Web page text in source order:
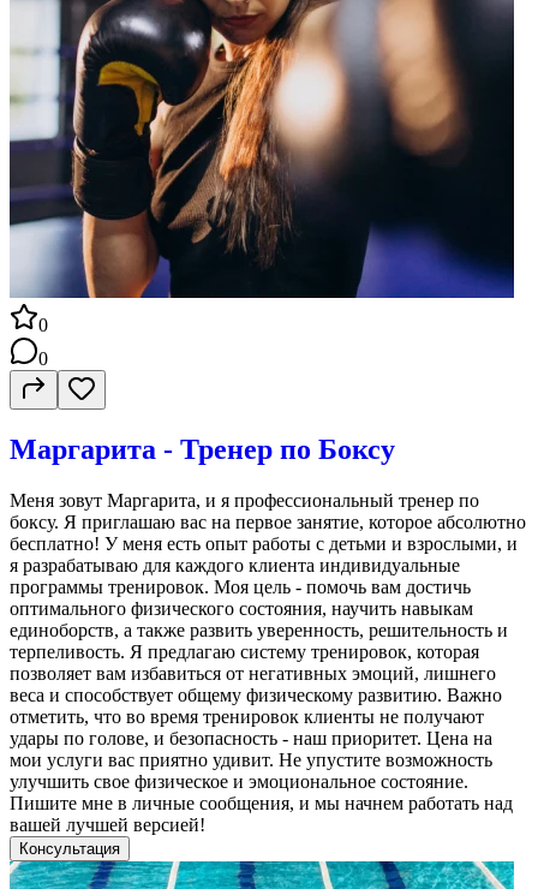
0
0
Маргарита - Тренер по Боксу
Меня зовут Маргарита, и я профессиональный тренер по
боксу. Я приглашаю вас на первое занятие, которое абсолютно
бесплатно! У меня есть опыт работы с детьми и взрослыми, и
я разрабатываю для каждого клиента индивидуальные
программы тренировок. Моя цель - помочь вам достичь
оптимального физического состояния, научить навыкам
единоборств, а также развить уверенность, решительность и
терпеливость. Я предлагаю систему тренировок, которая
позволяет вам избавиться от негативных эмоций, лишнего
веса и способствует общему физическому развитию. Важно
отметить, что во время тренировок клиенты не получают
удары по голове, и безопасность - наш приоритет. Цена на
мои услуги вас приятно удивит. Не упустите возможность
улучшить свое физическое и эмоциональное состояние.
Пишите мне в личные сообщения, и мы начнем работать над
вашей лучшей версией!
Консультация